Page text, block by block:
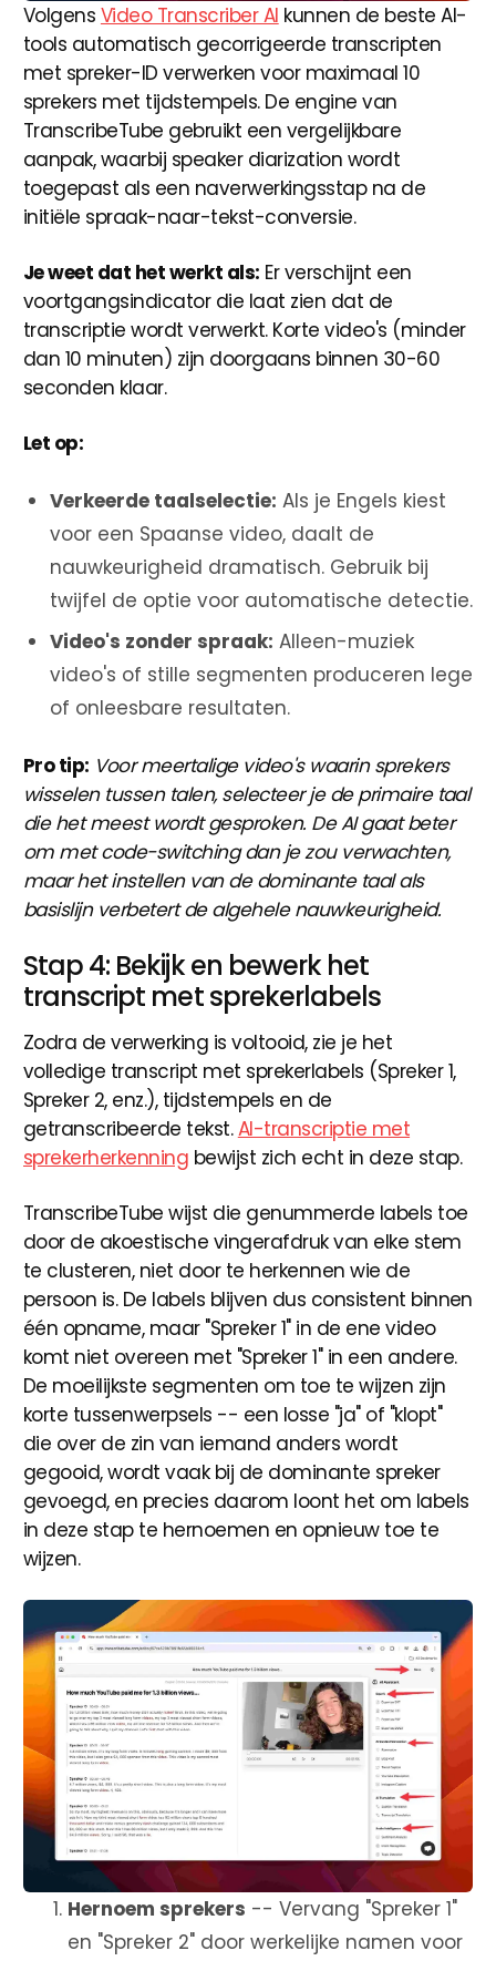
Volgens Video Transcriber AI kunnen de beste AI-
tools automatisch gecorrigeerde transcripten
met spreker-ID verwerken voor maximaal 10
sprekers met tijdstempels. De engine van
TranscribeTube gebruikt een vergelijkbare
aanpak, waarbij speaker diarization wordt
toegepast als een naverwerkingsstap na de
initiële spraak-naar-tekst-conversie.
Je weet dat het werkt als: Er verschijnt een
voortgangsindicator die laat zien dat de
transcriptie wordt verwerkt. Korte video's (minder
dan 10 minuten) zijn doorgaans binnen 30-60
seconden klaar.
Let op:
Verkeerde taalselectie: Als je Engels kiest
voor een Spaanse video, daalt de
nauwkeurigheid dramatisch. Gebruik bij
twijfel de optie voor automatische detectie.
Video's zonder spraak: Alleen-muziek
video's of stille segmenten produceren lege
of onleesbare resultaten.
Pro tip: Voor meertalige video's waarin sprekers
wisselen tussen talen, selecteer je de primaire taal
die het meest wordt gesproken. De AI gaat beter
om met code-switching dan je zou verwachten,
maar het instellen van de dominante taal als
basislijn verbetert de algehele nauwkeurigheid.
Stap 4: Bekijk en bewerk het
transcript met sprekerlabels
Zodra de verwerking is voltooid, zie je het
volledige transcript met sprekerlabels (Spreker 1,
Spreker 2, enz.), tijdstempels en de
getranscribeerde tekst.AI-transcriptie met
sprekerherkenning bewijst zich echt in deze stap.
TranscribeTube wijst die genummerde labels toe
door de akoestische vingerafdruk van elke stem
te clusteren, niet door te herkennen wie de
persoon is. De labels blijven dus consistent binnen
één opname, maar "Spreker 1" in de ene video
komt niet overeen met "Spreker 1" in een andere.
De moeilijkste segmenten om toe te wijzen zijn
korte tussenwerpsels -- een losse "ja" of "klopt"
die over de zin van iemand anders wordt
gegooid, wordt vaak bij de dominante spreker
gevoegd, en precies daarom loont het om labels
in deze stap te hernoemen en opnieuw toe te
wijzen.
Hernoem sprekers -- Vervang "Spreker 1"
en "Spreker 2" door werkelijke namen voor